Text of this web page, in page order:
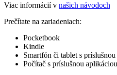
Viac informácií v našich návodoch
Prečítate na zariadeniach:
Pocketbook
Kindle
Smartfón či tablet s
Počítač s príslušnou aplikáciou